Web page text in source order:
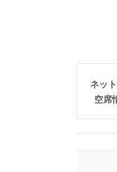
ネッ
空席